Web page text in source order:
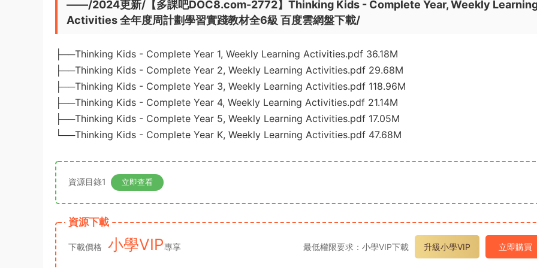
——/2024更新/【多課吧DOC8.com-2772】Thinking Kids - Complete Year, Weekly
Activities 全年度周計劃學習實踐教材全6級 百度雲網盤下載/
├──Thinking Kids - Complete Year 1, Weekly Learning Activities.pdf 36.18M
├──Thinking Kids - Complete Year 2, Weekly Learning Activities.pdf 29.68M
├──Thinking Kids - Complete Year 3, Weekly Learning Activities.pdf 118.96M
├──Thinking Kids - Complete Year 4, Weekly Learning Activities.pdf 21.14M
├──Thinking Kids - Complete Year 5, Weekly Learning Activities.pdf 17.05M
└──Thinking Kids - Complete Year K, Weekly Learning Activities.pdf 47.68M
資源目錄1 立即查看
資源下載
下載價格 小學VIP專享 最低權限要求：小學VIP下載 升級小學VIP 立即購買